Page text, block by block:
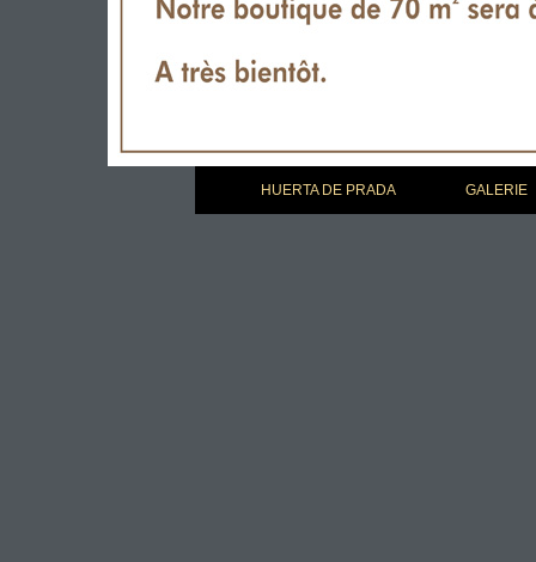
HUERTA DE PRADA GALERIE